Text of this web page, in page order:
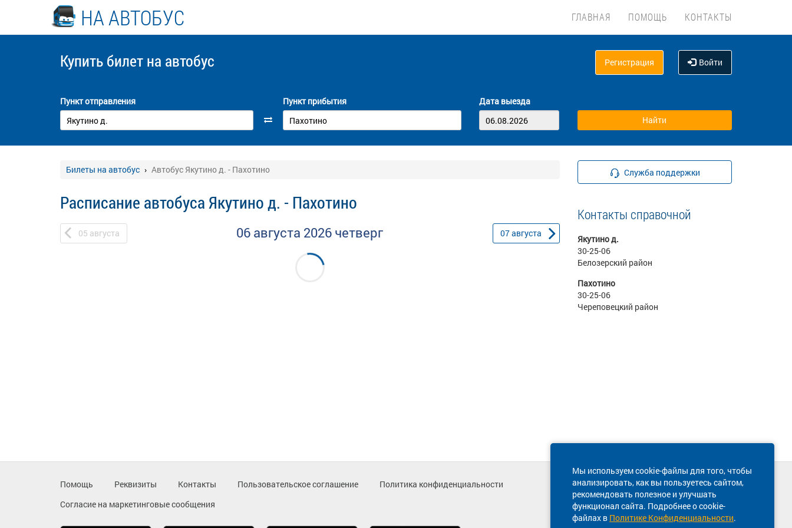
НА АВТОБУС ГЛАВНАЯ ПОМОЩЬ КОНТАКТЫ
Купить билет на автобус Регистрация Войти
Пункт отправления Пункт прибытия Дата выезда
Билеты на автобус Автобус Якутино д. - Пахотино
Расписание автобуса Якутино д. - Пахотино
05 августа 06 августа 2026 четверг 07августа
Служба поддержки
Контакты справочной
Якутино д.
30-25-06
Белозерский район
Пахотино
30-25-06
Череповецкий район
Мы используем cookie-файлы для того, чтобы
анализировать, как вы пользуетесь сайтом,
рекомендовать полезное и улучшать
функционал сайта. Подробнее о cookie-
файлах в Политике Конфиденциальности.
Помощь Реквизиты Контакты Пользовательское соглашение
Политика конфиденциальности
Согласие на маркетинговые сообщения
Техническая поддержка сайта
8 800 600-03-38